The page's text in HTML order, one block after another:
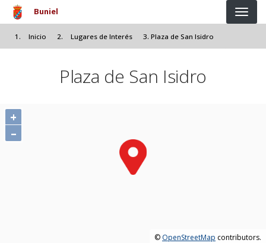
Pasar al contenido principal
Buniel
Inicio Lugares de Interés Plaza de San Isidro
Plaza de San Isidro
+
–
© OpenStreetMap contributors.